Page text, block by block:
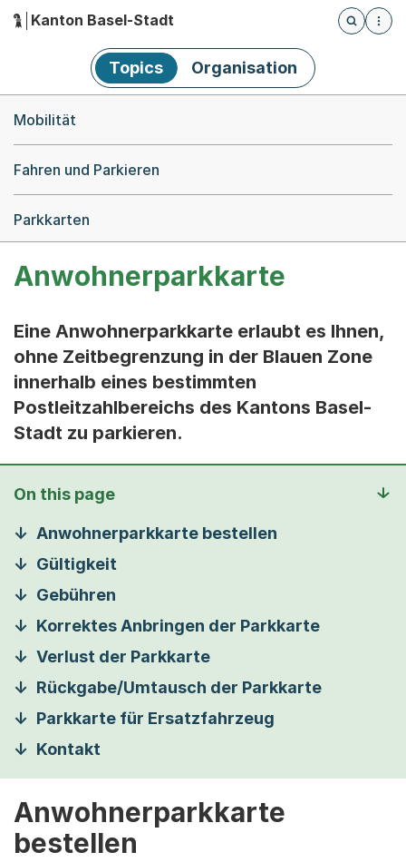
Hauptnavigation
Kanton Basel-Stadt
Öffnet
Topics Organisation
Mobilität
Fahren und Parkieren
Parkkarten
Anwohnerparkkarte
Eine Anwohnerparkkarte erlaubt es Ihnen,
ohne Zeitbegrenzung in der Blauen Zone
innerhalb eines bestimmten
Postleitzahlbereichs des Kantons Basel-
Stadt zu parkieren.
On this page
Anwohnerparkkarte bestellen
Gültigkeit
Gebühren
Korrektes Anbringen der Parkkarte
Verlust der Parkkarte
Rückgabe/Umtausch der Parkkarte
Parkkarte für Ersatzfahrzeug
Kontakt
Anwohnerparkkarte
bestellen